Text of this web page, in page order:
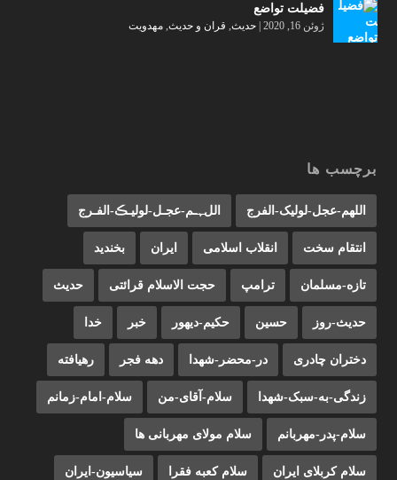
فضیلت تواضع
ژوئن 16, 2020 |حدیث, قران و حدیث,مهدویت
برچسب ها
اللهم-عجل-لولیک-الفرج اللﮩـم-عجـل-لولیـڪ-الفـرج
انتقام سخت انقلاب اسلامی ایران بخندید
تازه-مسلمان ترامپ حجت الاسلام قرائتی حدیث
حدیث-روز حسین حکیم-دیهور خبر خدا
دختران چادری در-محضر-شهدا دهه فجر رهیافته
زندگی-به-سبک-شهدا سلام-آقای-من سلام-امام-زمانم
سلام-پدر-مهربانم سلام مولای مهربانی ها
سلام کربلای ایران سلام کعبه فقرا سیاسیون-ایران